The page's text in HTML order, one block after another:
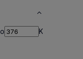
Do Kč